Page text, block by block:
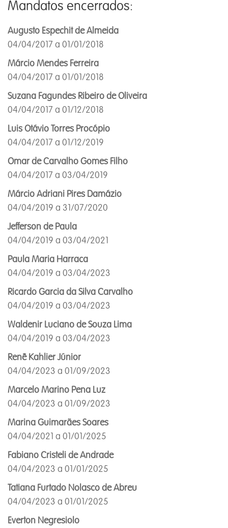
Mandatos encerrados:
Augusto Espechit de Almeida
04/04/2017 a 01/01/2018
Márcio Mendes Ferreira
04/04/2017 a 01/01/2018
Suzana Fagundes Ribeiro de Oliveira
04/04/2017 a 01/12/2018
Luis Otávio Torres Procópio
04/04/2017 a 01/12/2019
Omar de Carvalho Gomes Filho
04/04/2017 a 03/04/2019
Márcio Adriani Pires Damázio
04/04/2019 a 31/07/2020
Jefferson de Paula
04/04/2019 a 03/04/2021
Paula Maria Harraca
04/04/2019 a 03/04/2023
Ricardo Garcia da Silva Carvalho
04/04/2019 a 03/04/2023
Waldenir Luciano de Souza Lima
04/04/2019 a 03/04/2023
Renê Kahlier Júnior
04/04/2023 a 01/09/2023
Marcelo Marino Pena Luz
04/04/2023 a 01/09/2023
Marina Guimarães Soares
04/04/2021 a 01/01/2025
Fabiano Cristeli de Andrade
04/04/2023 a 01/01/2025
Tatiana Furtado Nolasco de Abreu
04/04/2023 a 01/01/2025
Everton Negresiolo